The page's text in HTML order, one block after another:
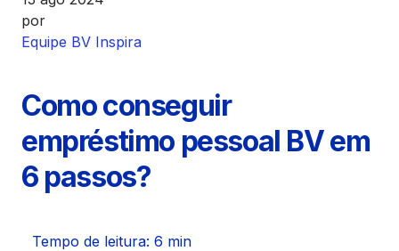
Financiamentos
Parceiros BV
por
Equipe BV Inspira
Como conseguir
empréstimo pessoal BV em
6 passos?
Tempo de leitura: 6 min